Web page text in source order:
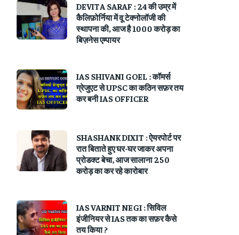
DEVITA SARAF : 24 की उम्र में
कैलिफ़ोर्निया में वू टेक्नोलॉजी की
स्थापना की, आज है 1000 करोड़ का
बिज़नेस एम्पायर
IAS SHIVANI GOEL : कॉमर्स
ग्रेजुएट से UPSC का कठिन सफ़र तय
कर बनी IAS OFFICER
SHASHANK DIXIT : ऐयरपोर्ट पर
रात बिताते हुए घर-घर जाकर अपना
प्रोडक्ट बेचा, आज सालाना 250
करोड़ का कर रहे कारोबार
IAS VARNIT NEGI : सिविल
इंजीनियर से IAS तक का सफ़र कैसे
तय किया ?